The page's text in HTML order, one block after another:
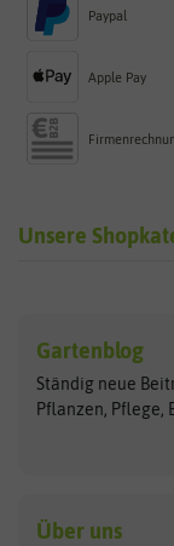
Paypal
Apple Pay
Unsere
Exotische Samen
Gemüsesamen
Gründünger
Kräutersamen
Arche Noah
ASB
Benary
Gartenblog
Ständig neue
Pflanzen, Pflege,
Über uns